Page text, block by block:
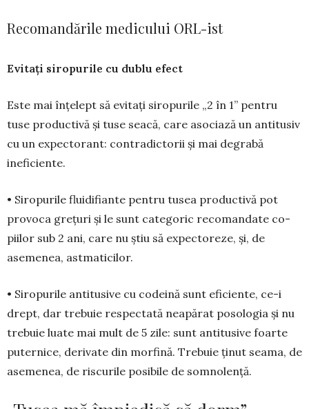
Recomandările medicului ORL-ist
Evitați siropurile cu dublu efect
Este mai înțelept să evi­tați siro­purile „2 în 1” pentru
tuse productivă și tuse seacă, care asociază un antitu­siv
cu un expectorant: contradictorii și mai degrabă
ineficiente.
• Siropurile fluidifiante pentru tusea pro­ductivă pot
provoca grețuri și le sunt categoric recomandate co­
pii­lor sub 2 ani, care nu știu să ex­pec­toreze, și, de
asemenea, astmaticilor.
• Siropurile antitusive cu codei­nă sunt efi­ciente, ce-i
drept, dar tre­buie respectată neapărat po­sologia și nu
trebuie luate mai mult de 5 zile: sunt antitusive foarte
puternice, deri­vate din morfină. Tre­buie ținut seama, de
asemenea, de riscurile po­sibile de som­no­lență.